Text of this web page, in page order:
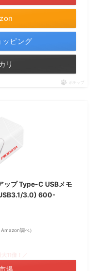
ピング
リ
ポチップ
ップ Type-C USBメモ
3.0) 600-
調べ）